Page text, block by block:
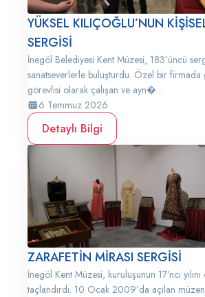
YÜKSEL KILIÇOĞLU’NUN
SERGİSİ
İnegöl Belediyesi Kent Müzesi, 183’üncü
sanatseverlerle buluşturdu. Özel bir firmada
görevlisi olarak çalışan ve ayn�...
6 Temmuz 2026
Detaylı Bilgi
ZARAFETİN MİRASI SERGİSİ
İnegöl Kent Müzesi, kuruluşunun 17’nci
taçlandırdı. 10 Ocak 2009’da açılan